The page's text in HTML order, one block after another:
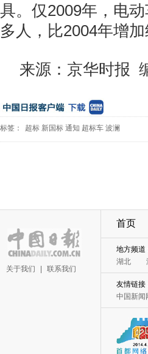
具。仅2009年，电
多人，比2004年增
来源：京华时报
标签： 超标 新国标 通知 超标车 波澜
关于我们 联系我们
首页
地方频道
湖北
友情链接
中国新闻